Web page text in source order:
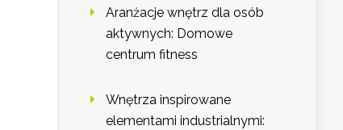
Aranżacje wnętrz dla osób
aktywnych: Domowe
centrum fitness
Wnętrza inspirowane
elementami industrialnymi: